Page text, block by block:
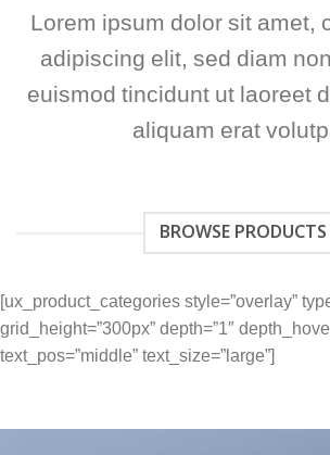
Lorem ipsum dolor sit amet,
adipiscing elit, sed diam
euismod tincidunt ut laoreet
aliquam erat
BROWSE PRODUCTS
[ux_product_categories style=”overlay”
grid_height=”300px” depth=”1″
text_pos=”middle” text_size=”large”]